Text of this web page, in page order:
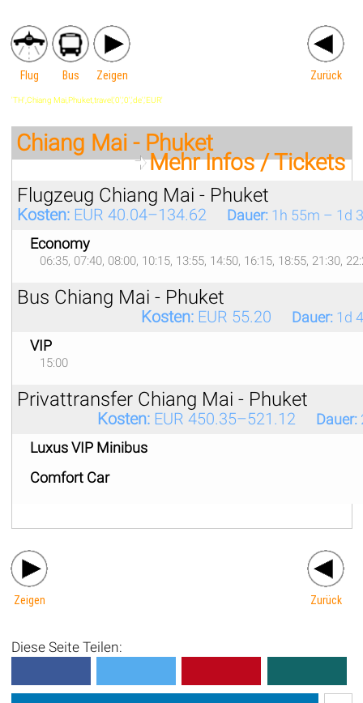
Flug Bus Zeigen Zurück
'TH',Chiang Mai,Phuket,travel,'0','0','de','EUR'
Chiang Mai - Phuket
Mehr Infos / Tickets
Flugzeug Chiang Mai - Phuket
Kosten:EUR 40.04–134.62 Dauer:1h 55m – 1d
Economy
06:35, 07:40, 08:00, 10:15, 13:55, 14:50, 16:15, 18:55, 21:30,
Bus Chiang Mai - Phuket
Kosten:EUR 55.20 Dauer:1d
VIP
15:00
Privattransfer Chiang Mai - Phuket
Kosten:EUR 450.35–521.12 Dauer:
Luxus VIP Minibus
Comfort Car
Zeigen Zurück
Diese Seite Teilen: